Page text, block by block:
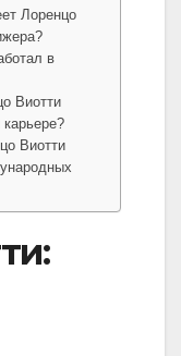
Лоренцо
в
Виотти
Виотти